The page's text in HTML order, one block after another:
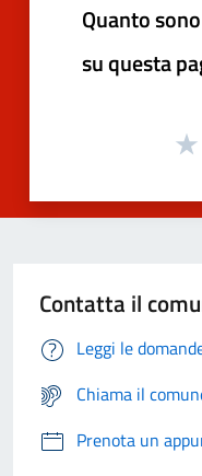
Quanto
su questa
Contatta il
Leggi le
Chiama il
Prenota un